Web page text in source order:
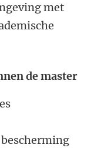
met
de master